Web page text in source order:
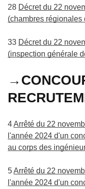
28 Décret du 22
(chambres régionales
33 Décret du 22
(inspection générale
4Arrêté du 22
l'année 2024 d'un
au corps des
5Arrêté du 22
l'année 2024 d'un